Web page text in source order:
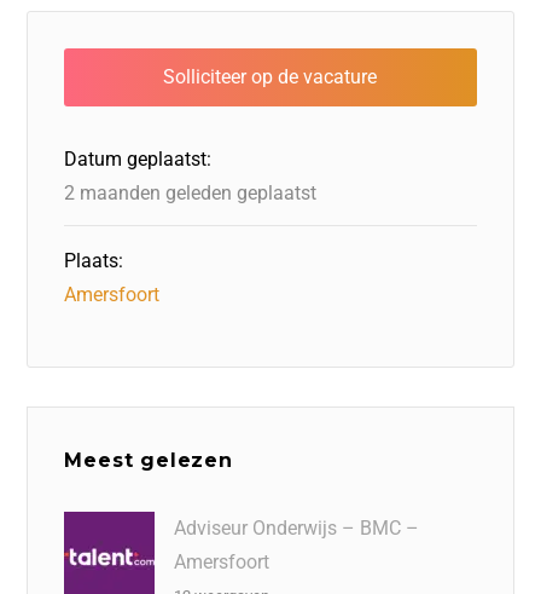
e
b
o
o
k
e
dI
n
o
d
o
n
a
d
s
s
A
p
l
Datum geplaatst:
2 maanden geleden geplaatst
Plaats:
Amersfoort
Meest gelezen
Adviseur Onderwijs – BMC –
Amersfoort